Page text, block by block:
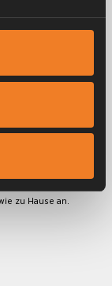
zu Hause an.